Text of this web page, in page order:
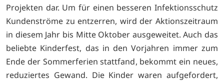
Projekten dar. Um für einen besseren Infektionsschutz
Kundenströme zu entzerren, wird der Aktionszeitraum
in diesem Jahr bis Mitte Oktober ausgeweitet. Auch das
beliebte Kinderfest, das in den Vorjahren immer zum
Ende der Sommerferien stattfand, bekommt ein neues,
reduziertes Gewand. Die Kinder waren aufgefordert,